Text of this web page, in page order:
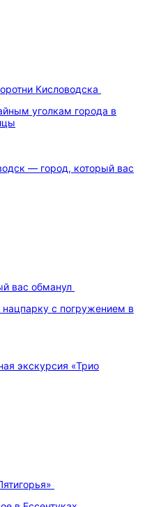
Кисловодска
уголкам города в
вас обманул
с погружением в